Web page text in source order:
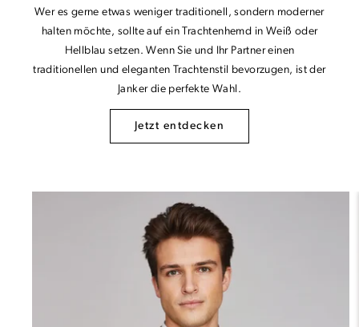
Wer es gerne etwas weniger traditionell, sondern moderner
halten möchte, sollte auf ein Trachtenhemd in Weiß oder
Hellblau setzen. Wenn Sie und Ihr Partner einen
traditionellen und eleganten Trachtenstil bevorzugen, ist der
Janker die perfekte Wahl.
Jetzt entdecken